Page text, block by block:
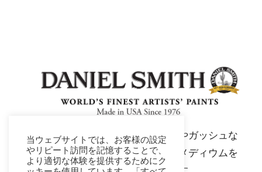
ダニエル・スミスは、水彩絵具やガッシュな
ど、アーティスト品質の絵具やメディウムを
当ウェブサイトでは、お客様の設定
やリピート訪問を記憶することで、
より適切な体験を提供するためにク